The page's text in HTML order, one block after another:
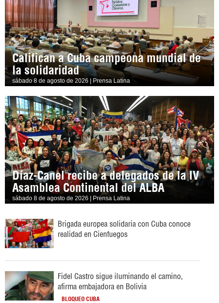
Califican a Cuba campeona mundial de
la solidaridad
sábado 8 de agosto de 2026 | Prensa Latina
Díaz-Canel recibe a delegados de la IV
Asamblea Continental del ALBA
sábado 8 de agosto de 2026 | Prensa Latina
Brigada europea solidaria con Cuba conoce
realidad en Cienfuegos
Fidel Castro sigue iluminando el camino,
afirma embajadora en Bolivia
BLOQUEO CUBA